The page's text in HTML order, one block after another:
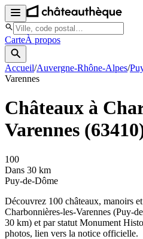
CarteÀ propos
Accueil/Auvergne-Rhône-Alpes/
Varennes
Châteaux à
Varennes (63410
100
Dans 30 km
Puy-de-Dôme
Découvrez 100 châteaux, manoirs
Charbonnières-les-Varennes (Puy-
30 km) et par statut Monument
photos, lien vers la notice officielle.